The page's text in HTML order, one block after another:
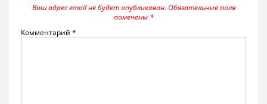
Ваш адрес email не будет опубликован. Обязательные поля
помечены *
Комментарий *